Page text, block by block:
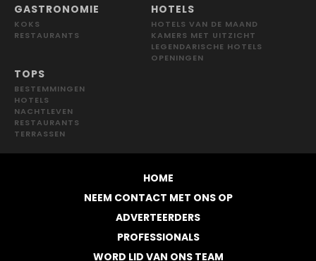
GASTRONOMIE
KOKS
RESTAURANTS
HOTELS
HOTELS VAN DE MAAND
KAMERS MET UITZICHT
LEGENDARISCHE HOTELS
OPENINGEN
TOPS
BESTEMMINGEN
HOTELS
NACHTLEVEN
RESTAURANTS
TERRASSEN
HOME
NEEM CONTACT MET ONS OP
ADVERTEERDERS
PROFESSIONALS
WORD LID VAN ONS TEAM